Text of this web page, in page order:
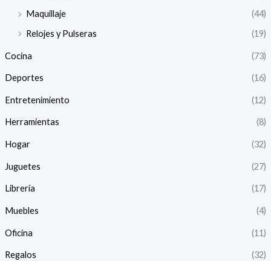
Maquillaje
(44)
Relojes y Pulseras
(19)
Cocina (73)
Deportes (16)
Entretenimiento (12)
Herramientas (8)
Hogar (32)
Juguetes (27)
Librería (17)
Muebles (4)
Oficina (11)
Regalos (32)